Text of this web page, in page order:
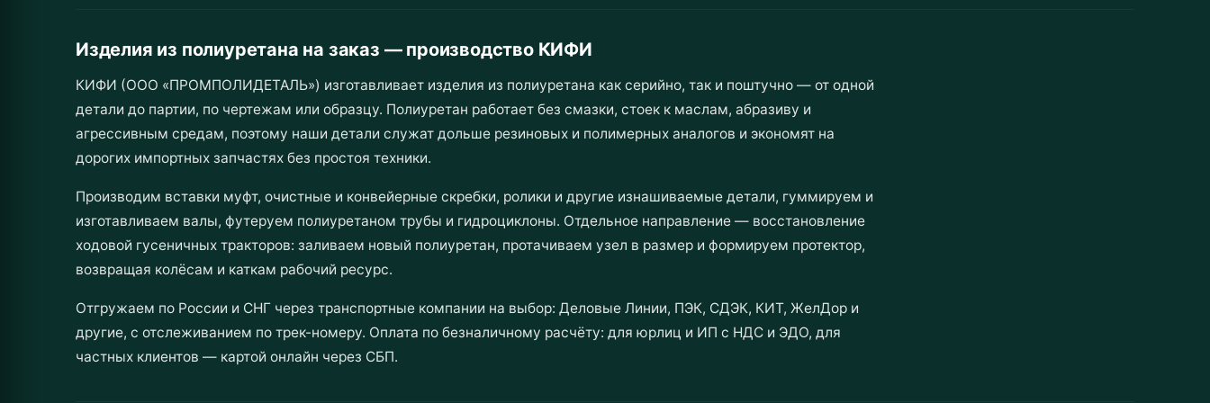
Изделия из полиуретана на заказ — производство КИФИ
КИФИ (ООО «ПРОМПОЛИДЕТАЛЬ») изготавливает изделия из полиуретана как серийно, так и поштучно — от одной
детали до партии, по чертежам или образцу. Полиуретан работает без смазки, стоек к маслам, абразиву и
агрессивным средам, поэтому наши детали служат дольше резиновых и полимерных аналогов и экономят на
дорогих импортных запчастях без простоя техники.
Производим вставки муфт, очистные и конвейерные скребки, ролики и другие изнашиваемые детали, гуммируем и
изготавливаем валы, футеруем полиуретаном трубы и гидроциклоны. Отдельное направление — восстановление
ходовой гусеничных тракторов: заливаем новый полиуретан, протачиваем узел в размер и формируем протектор,
возвращая колёсам и каткам рабочий ресурс.
Отгружаем по России и СНГ через транспортные компании на выбор: Деловые Линии, ПЭК, СДЭК, КИТ, ЖелДор и
другие, с отслеживанием по трек-номеру. Оплата по безналичному расчёту: для юрлиц и ИП с НДС и ЭДО, для
частных клиентов — картой онлайн через СБП.